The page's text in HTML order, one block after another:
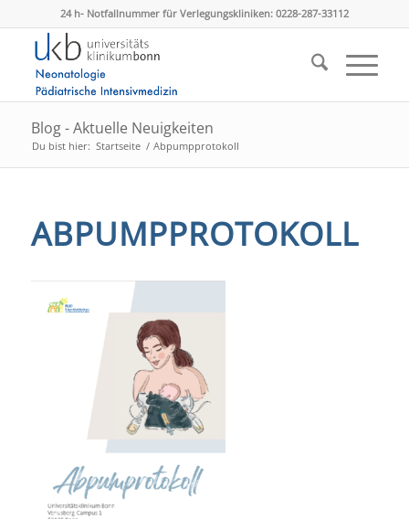
24 h- Notfallnummer für Verlegungskliniken: 0228-287-33112
Blog - Aktuelle Neuigkeiten
Du bist hier: Startseite / Abpumpprotokoll
ABPUMPPROTOKOLL